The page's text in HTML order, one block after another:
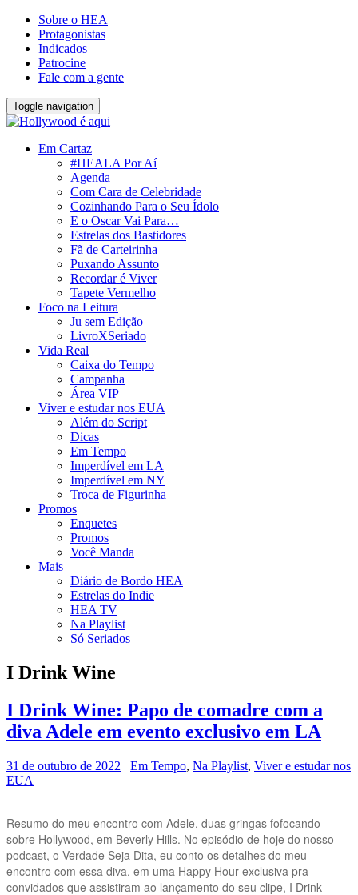
Sobre o HEA
Protagonistas
Indicados
Patrocine
Fale com a gente
Toggle navigation
Em Cartaz
#HEALA Por Aí
Agenda
Com Cara de Celebridade
Cozinhando Para o Seu Ídolo
E o Oscar Vai Para…
Estrelas dos Bastidores
Fã de Carteirinha
Puxando Assunto
Recordar é Viver
Tapete Vermelho
Foco na Leitura
Ju sem Edição
LivroXSeriado
Vida Real
Caixa do Tempo
Campanha
Área VIP
Viver e estudar nos EUA
Além do Script
Dicas
Em Tempo
Imperdível em LA
Imperdível em NY
Troca de Figurinha
Promos
Enquetes
Promos
Você Manda
Mais
Diário de Bordo HEA
Estrelas do Indie
HEA TV
Na Playlist
Só Seriados
I Drink Wine
I Drink Wine: Papo de comadre com a
diva Adele em evento exclusivo em LA
31 de outubro de 2022 Em Tempo, Na Playlist, Viver e estudar nos
EUA
Resumo do meu encontro com Adele, duas gringas fofocando
sobre Hollywood, em Beverly Hills. No episódio de hoje do nosso
podcast, o Verdade Seja Dita, eu conto os detalhes do meu
encontro com essa diva, em uma Happy Hour exclusiva pra
convidados que assistiram ao lançamento do seu clipe, I Drink